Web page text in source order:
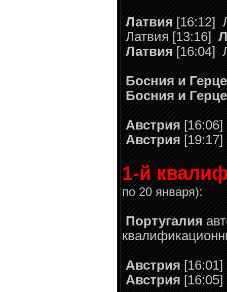
Латвия[16:12]
Латвия [13:16]
Латвия[16:04]
Босния и
Босния и
Австрия[16:06]
Австрия[19:17]
1-й
по 20 января):
Португалия
Австрия[16:01]
Австрия[16:05]